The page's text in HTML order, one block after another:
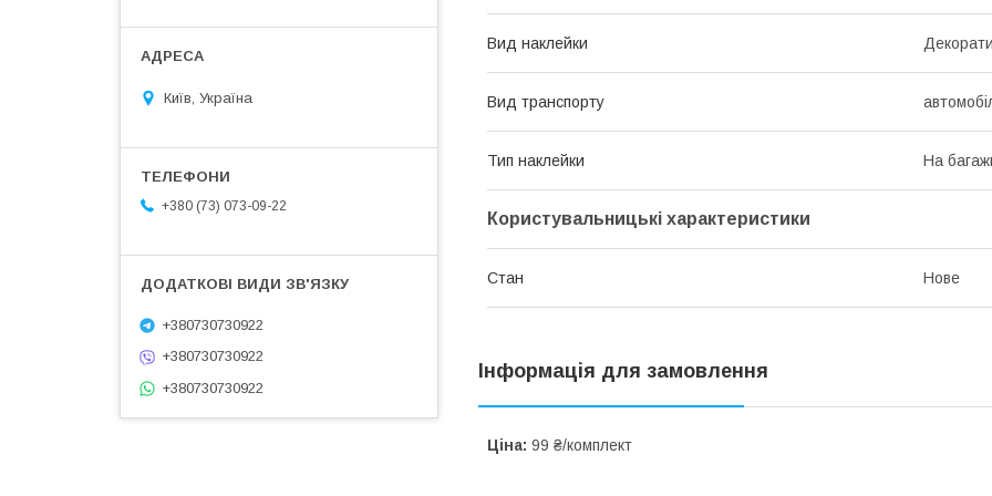
Вид наклейки
Вид транспорту
Тип наклейки На
Користувальницькі характеристики
Стан Нове
Інформація для замовлення
Ціна: 99 ₴/комплект
Київ, Україна
+380 (73) 073-09-22
+380730730922
+380730730922
+380730730922